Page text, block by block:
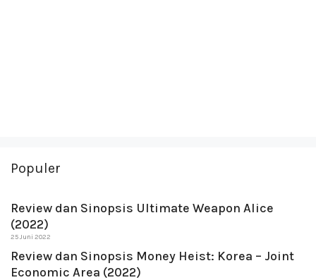
Populer
Review dan Sinopsis Ultimate Weapon Alice
(2022)
25 Juni 2022
Review dan Sinopsis Money Heist: Korea – Joint
Economic Area (2022)